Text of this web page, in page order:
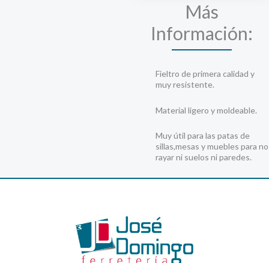
Más
Información:
Fieltro de primera calidad y
muy resistente.
Material ligero y moldeable.
Muy útil para las patas de
sillas,mesas y muebles para no
rayar ni suelos ni paredes.